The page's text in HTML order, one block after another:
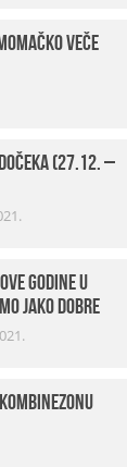
veče
(27.12. –
godine u
jako DOBRE